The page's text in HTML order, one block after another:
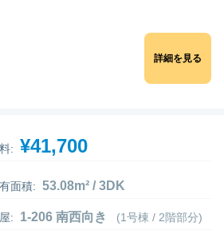
詳細を見る
: ¥41,700
面積: 53.08m² / 3DK
: 1-206 南西向き (1号棟 / 2階部分)